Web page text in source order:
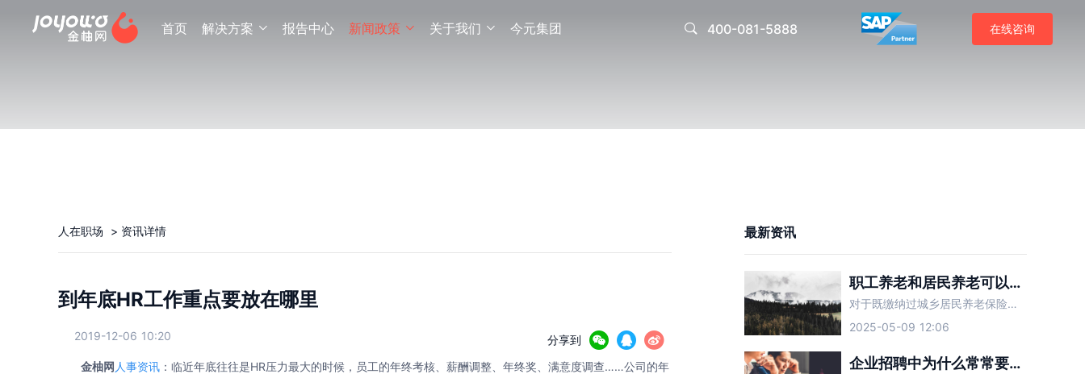
首页 解决方案  报告中心 新闻政策  关于我们  今元集团  400-081-5888 在线咨询
人在职场 > 资讯详情
到年底HR工作重点要放在哪里
2019-12-06 10:20 分享到   
金柚网 人事资讯 ：临近年底往往是HR压力最大的时候，员工的年终考核、薪酬调整、年终奖、满意度调查……公司的年
最新资讯
职工养老和居民养老可以合并吗？
对于既缴纳过城乡居民养老保险又缴纳过职工养老保险的人而言，两种养老保险可以合并吗？
2025-05-09 12:06
企业招聘中为什么常常要求具备一定的抗压能力？